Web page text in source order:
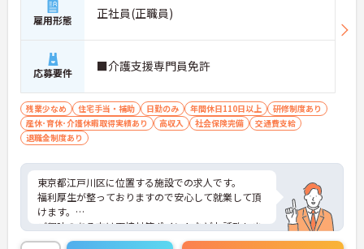
雇用形態 正社員(正職員)
応募要件 ■介護支援専門員免許
残業少なめ 住宅手当・補助 日勤のみ 年間休日110日以上
研修制度あり
産休･育休･介護休暇取得実績あり
高収入 社会保険完備
交通費支給
退職金制度あり
東京都江戸川区に位置する施設での求人です。
福利厚生が整っておりますので安心して就業して頂
けます。
ご興味のある方は面接対策ポイントなどお話致しま
すのでお気軽にお問い合わせください。